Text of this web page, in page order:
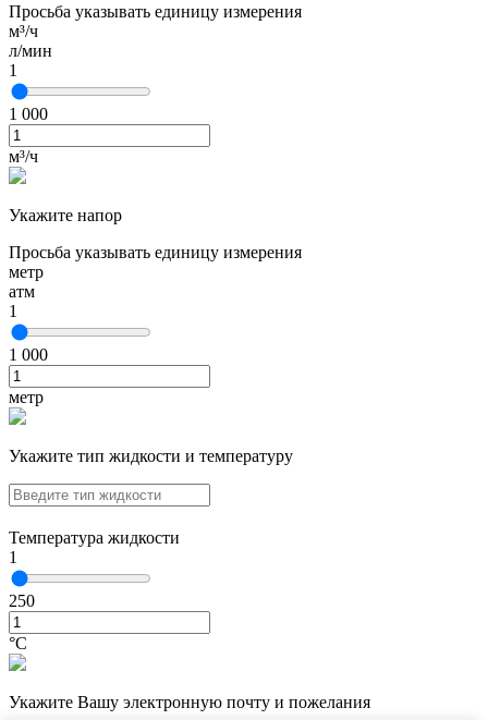
Просьба указывать единицу измерения
м³/ч
л/мин
1
1 000
м³/ч
Укажите напор
Просьба указывать единицу измерения
метр
атм
1
1 000
метр
Укажите тип жидкости и температуру
Температура жидкости
1
250
°С
Укажите Вашу электронную почту и пожелания